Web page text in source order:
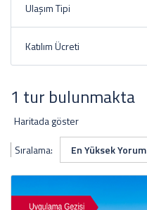
Ulaşım Tipi
Katılım Ücreti
1 tur bulunmakta
Haritada göster
Sıralama:
En Yüksek Yorum